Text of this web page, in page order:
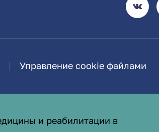
Управление cookie файлами
и реабилитации в